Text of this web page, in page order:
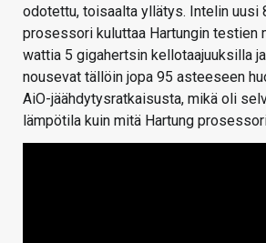
odotettu, toisaalta yllätys. Intelin uusi
prosessori kuluttaa Hartungin testien
wattia 5 gigahertsin kellotaajuuksilla
nousevat tällöin jopa 95 asteeseen
AiO-jäähdytysratkaisusta, mikä oli
lämpötila kuin mitä Hartung